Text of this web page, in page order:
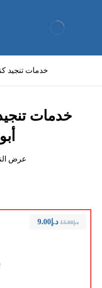
خدمات تنجيد
خدمات
عرض
د.إ13.00 د.إ9.00